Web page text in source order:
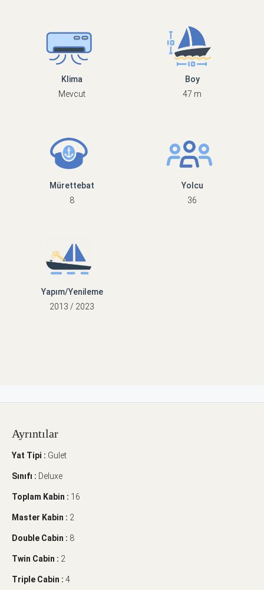
Klima
Mevcut
Boy
47 m
Mürettebat
8
Yolcu
36
Yapım/Yenileme
2013 / 2023
Ayrıntılar
Yat Tipi : Gulet
Sınıfı : Deluxe
Toplam Kabin : 16
Master Kabin : 2
Double Cabin : 8
Twin Cabin : 2
Triple Cabin : 4